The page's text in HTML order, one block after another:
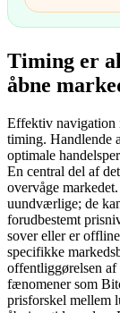
Timing er
åbne
Effektiv navigation
timing. Handlende
optimale
En central del af
overvåge
uundværlige; de
forudbestemt
sover eller er
specifikke
offentliggørelsen af
fænomener som
prisforskel mellem